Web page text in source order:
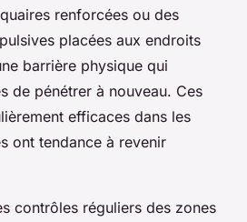
renforcées ou des
placées aux endroits
barrière physique qui
de pénétrer à nouveau. Ces
efficaces dans les
ont tendance à revenir
contrôles réguliers des zones